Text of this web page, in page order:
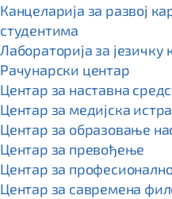
Канцеларија за развој
студентима
Лабораторија за језичку
Рачунарски центар
Центар за наставна
Центар за медијска
Центар за образовање
Центар за превођење
Центар за
Центар за савремена